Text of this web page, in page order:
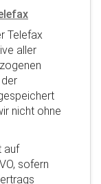
Telefax
aller
nicht ohne
auf
sofern